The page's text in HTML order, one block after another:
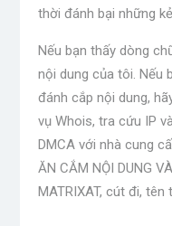
thời đánh bại những
Nếu bạn thấy dòng
nội dung của tôi. Nếu
đánh cắp nội dung,
vụ Whois, tra cứu IP
DMCA với nhà cung
ĂN CẮM NỘI DUNG
MATRIXAT, cút đi,